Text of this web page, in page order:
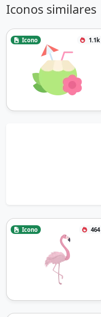
Iconos similares
Icono 1.1k
Icono 464